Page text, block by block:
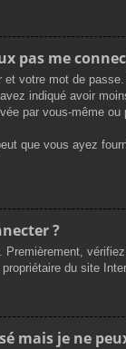
pas me
et votre mot de
indiqué avoir
par vous-même
que vous ayez
?
du site
mais je ne